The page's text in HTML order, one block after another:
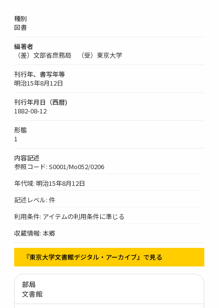
種別
図書
編著者
（差）文部省庶務局 （受）東京大学
刊行年、書写年等
明治15年8月12日
刊行年月日（西暦)
1882-08-12
形態
1
内容記述
参照コード: S0001/Mo052/0206
年代域: 明治15年8月12日
記述レベル: 件
利用条件: アイテムの利用条件に準じる
収蔵情報: 本郷
『東京大学文書館デジタル・アーカイブ』で見る
部局
文書館